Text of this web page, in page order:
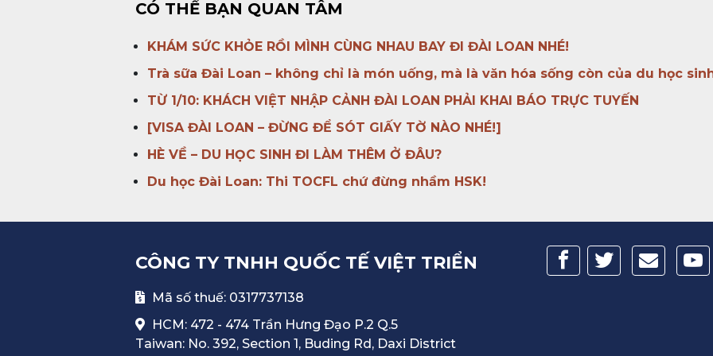
CÓ THỂ BẠN QUAN TÂM
KHÁM SỨC KHỎE RỒI MÌNH CÙNG NHAU BAY ĐI ĐÀI LOAN NHÉ!
Trà sữa Đài Loan – không chỉ là món uống, mà là văn hóa sống còn của du học
TỪ 1/10: KHÁCH VIỆT NHẬP CẢNH ĐÀI LOAN PHẢI KHAI BÁO TRỰC TUYẾN
[VISA ĐÀI LOAN – ĐỪNG ĐỂ SÓT GIẤY TỜ NÀO NHÉ!]
HÈ VỀ – DU HỌC SINH ĐI LÀM THÊM Ở ĐÂU?
Du học Đài Loan: Thi TOCFL chứ đừng nhầm HSK!
CÔNG TY TNHH QUỐC TẾ VIỆT TRIỂN
Mã số thuế: 0317737138
HCM: 472 - 474 Trần Hưng Đạo P.2 Q.5
Taiwan: No. 392, Section 1, Buding Rd, Daxi District